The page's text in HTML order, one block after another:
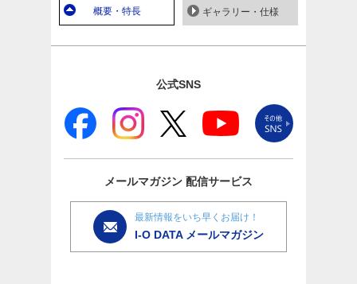
概要・特長 ギャラリー・仕様
公式SNS
メールマガジン 配信サービス
最新情報をいち早くお届け！
I-O DATA メールマガジン